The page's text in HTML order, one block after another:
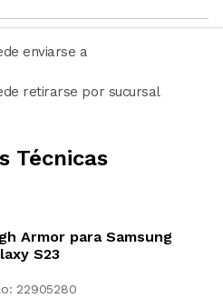
enviarse a
números)
retirarse por sucursal
Técnicas
Armor para Samsung
S23
22905280